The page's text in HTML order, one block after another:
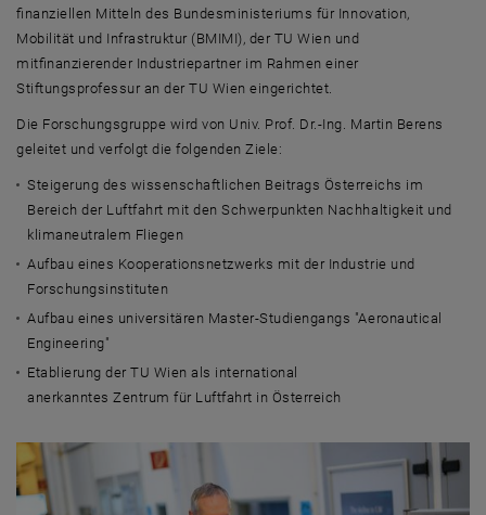
Kontakt
finanziellen Mitteln des Bundesministeriums für Innovation,
Mobilität und Infrastruktur (BMIMI), der TU Wien und
mitfinanzierender Industriepartner im Rahmen einer
Stiftungsprofessur an der TU Wien eingerichtet.
Die Forschungsgruppe wird von Univ. Prof. Dr.-Ing. Martin Berens
geleitet und verfolgt die folgenden Ziele:
Steigerung des wissenschaftlichen Beitrags Österreichs im
Bereich der Luftfahrt mit den Schwerpunkten Nachhaltigkeit und
klimaneutralem Fliegen
Aufbau eines Kooperationsnetzwerks mit der Industrie und
Forschungsinstituten
Aufbau eines universitären Master-Studiengangs "Aeronautical
Engineering"
Etablierung der TU Wien als international
anerkanntes Zentrum für Luftfahrt in Österreich